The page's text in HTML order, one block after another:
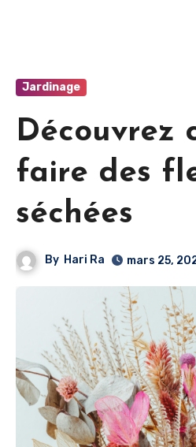
Jardinage
Découvrez
faire des
séchées
By Hari Ra mars 25,